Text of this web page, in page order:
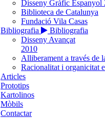
Disseny Gràfic Espanyol
Biblioteca de Catalunya
Fundació Vila Casas
Bibliografia
Bibliografia
Disseny Avançat
2010
Alliberament a través de
Racionalitat i organicitat
Articles
Prototips
Kartolinos
Mòbils
Contactar